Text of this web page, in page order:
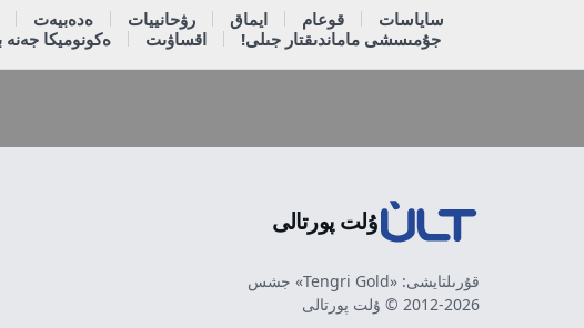
ساياسات قوعام ايماق رۋحانييات ەدەبيەت
جۇمىسشى ماماندىقتار جىلى!
اقساۋىت ەكونوميكا
ۇلت پورتالى
قۇرىلتايشى: «Tengri Gold» جشس
2012-2026 © ۇلت پورتالى